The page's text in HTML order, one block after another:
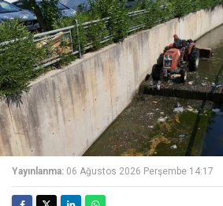
Yayınlanma: 06 Ağustos 2026 Perşembe 14:17